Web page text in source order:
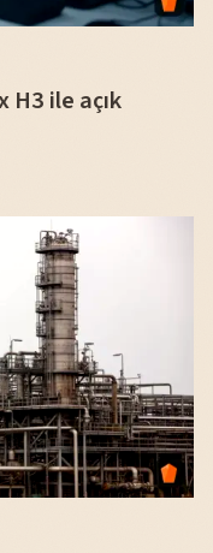
H3 ile açık